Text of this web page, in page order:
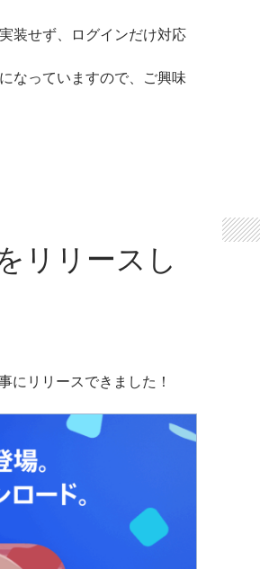
装せず、ログインだけ対応
なっていますので、ご興味
Servicesに対応したい【Android】
リリースし
にリリースできました！